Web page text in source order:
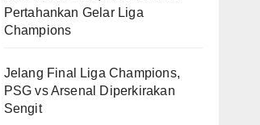
Pertahankan Gelar Liga
Champions
Jelang Final Liga Champions,
PSG vs Arsenal Diperkirakan
Sengit